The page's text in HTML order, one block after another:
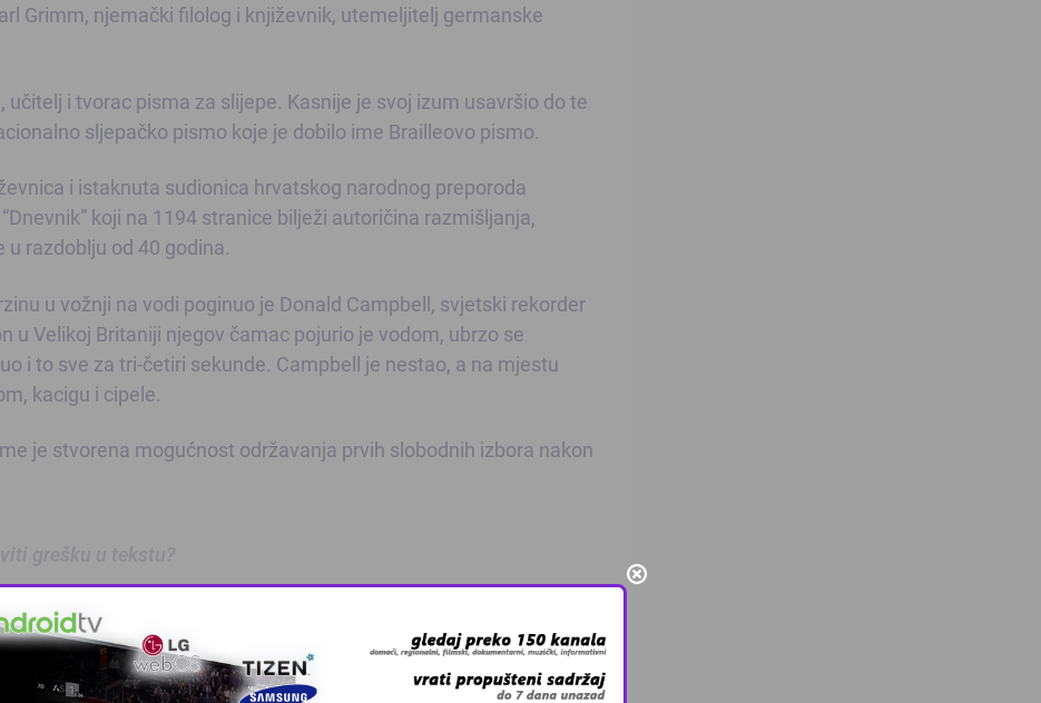
Grimm, njemački filolog i književnik, utemeljitelj germanske
učitelj i tvorac pisma za slijepe. Kasnije je svoj izum usavršio do te
sljepačko pismo koje je dobilo ime Brailleovo pismo.
i istaknuta sudionica hrvatskog narodnog preporoda
koji na 1194 stranice bilježi autoričina razmišljanja,
razdoblju od 40 godina.
u vožnji na vodi poginuo je Donald Campbell, svjetski rekorder
u Velikoj Britaniji njegov čamac pojurio je vodom, ubrzo se
i to sve za tri-četiri sekunde. Campbell je nestao, a na mjestu
kacigu i cipele.
je stvorena mogućnost održavanja prvih slobodnih izbora nakon